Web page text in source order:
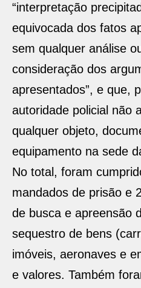
“interpretação
equivocada dos fatos
sem qualquer análise
consideração dos
apresentados”, e que,
autoridade policial não
qualquer objeto,
equipamento na sede
No total, foram
mandados de prisão e
de busca e apreensão
sequestro de bens
imóveis, aeronaves e
e valores. Também